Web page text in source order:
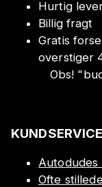
Hurtig
Billig fragt
Gratis
overstiger
Obs! "
KUNDSERVICE
Ofte